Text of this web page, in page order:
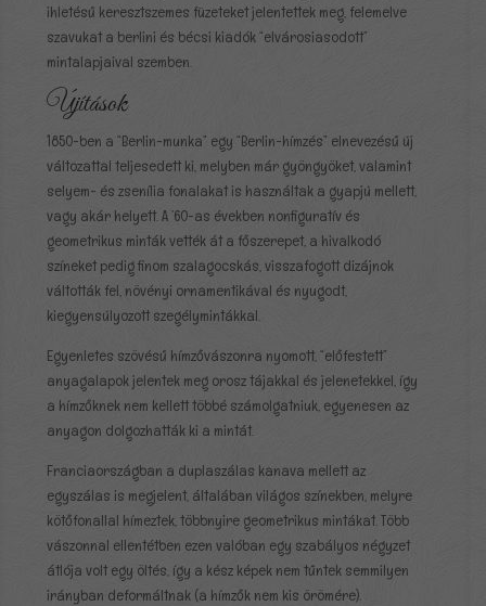
ihletésű keresztszemes füzeteket jelentettek meg, felemelve
szavukat a berlini és bécsi kiadók “elvárosiasodott”
mintalapjaival szemben.
Újítások
1850-ben a “Berlin-munka” egy “Berlin-hímzés” elnevezésű új
változattal teljesedett ki, melyben már gyöngyöket, valamint
selyem- és zsenília fonalakat is használtak a gyapjú mellett,
vagy akár helyett. A ’60-as években nonfiguratív és
geometrikus minták vették át a főszerepet, a hivalkodó
színeket pedig finom szalagocskás, visszafogott dizájnok
váltották fel, növényi ornamentikával és nyugodt,
kiegyensúlyozott szegélymintákkal.
Egyenletes szövésű hímzővászonra nyomott, “előfestett”
anyagalapok jelentek meg orosz tájakkal és jelenetekkel, így
a hímzőknek nem kellett többé számolgatniuk, egyenesen az
anyagon dolgozhatták ki a mintát.
Franciaországban a duplaszálas kanava mellett az
egyszálas is megjelent, általában világos színekben, melyre
kötőfonallal hímeztek, többnyire geometrikus mintákat. Több
vászonnal ellentétben ezen valóban egy szabályos négyzet
átlója volt egy öltés, így a kész képek nem tűntek semmilyen
irányban deformáltnak (a hímzők nem kis örömére).